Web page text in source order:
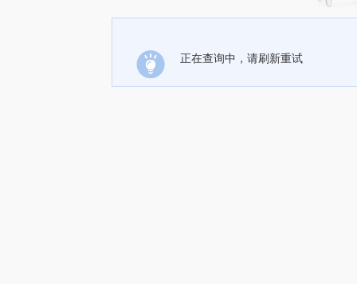
正在查询中，请刷新重试